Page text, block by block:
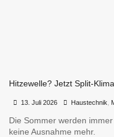
Hitzewelle? Jetzt Split-
13. Juli 2026 Haustechnik
Die Sommer werden
keine Ausnahme mehr.